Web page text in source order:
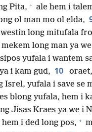
Pita, + ale hem i
ol man mo ol elda,
long mitufala
long man ya
yufala i wantem
i kam gud, 10
Isrel, yufala i save se
blong yufala, hem i
Jisas Kraes ya we i
i ded long pos, +